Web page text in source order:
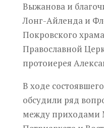
Выжанова и
Лонг-Айленда и
Покровского
Православной
протоиерея
В ходе
обсудили ряд
между приходами